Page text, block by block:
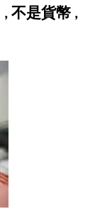
,不是貨幣 ,